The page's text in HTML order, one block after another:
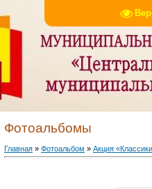
Фотоальбомы
Главная » Фотоальбом » Акция